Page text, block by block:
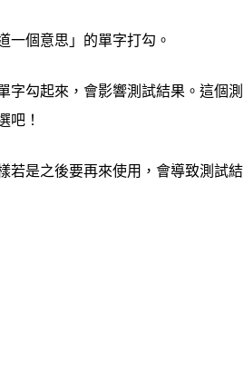
一個意思」的單字打勾。
字勾起來，會影響測試結果。這個測
吧！
若是之後要再來使用，會導致測試結